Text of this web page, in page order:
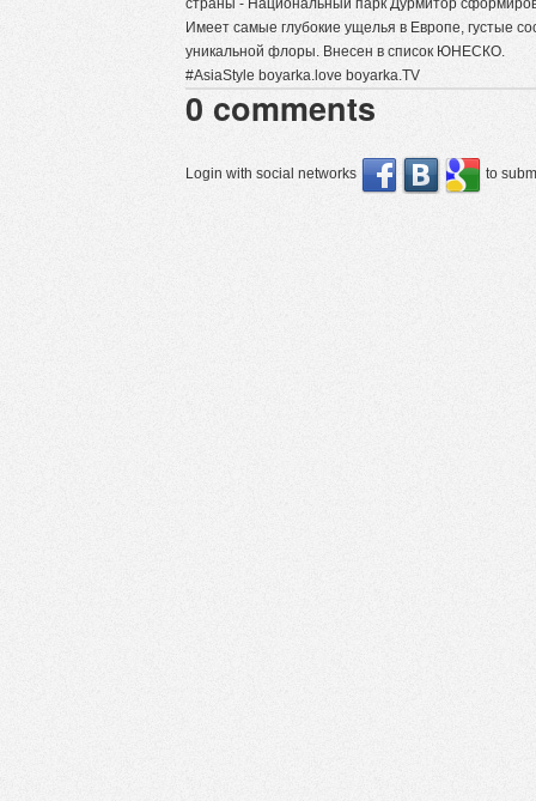
страны - Национальный парк Дурмитор
Имеет самые глубокие ущелья в Европе, густые
уникальной флоры. Внесен в список ЮНЕСКО.
#AsiaStyle boyarka.love boyarka.TV
0 comments
Login with social networks to